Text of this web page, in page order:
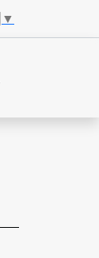
▼